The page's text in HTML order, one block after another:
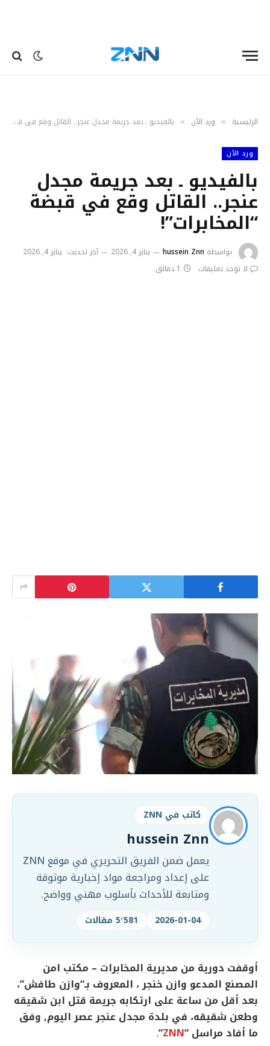
الرئيسية » ورد الآن » بالفيديو ـ بعد جريمة مجدل عنجر.. القاتل وقع في قبضة “المخابرات”!
ورد الآن
بالفيديو ـ بعد جريمة مجدل
عنجر.. القاتل وقع في قبضة
“المخابرات”!
بواسطة hussein Znn يناير 4, 2026 آخر تحديث: يناير 4, 2026
لا توجد تعليقات
1 دقائق
كاتب في ZNN
hussein Znn
يعمل ضمن الفريق التحريري في موقع ZNN
على إعداد ومراجعة مواد إخبارية موثوقة
ومتابعة للأحداث بأسلوب مهني وواضح.
2026-01-04 5٬581 مقالات
أوقفت دورية من مديرية المخابرات – مكتب امن
المصنع المدعو وازن خنجر ، المعروف بـ“وازن طافش”،
بعد أقل من ساعة على ارتكابه جريمة قتل ابن شقيقه
وطعن شقيقه، في بلدة مجدل عنجر عصر اليوم, وفق
ما أفاد مراسل “ZNN
“
.